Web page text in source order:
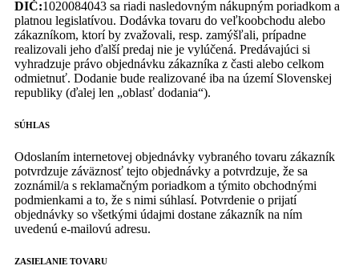
DIČ:1020084043 sa riadi nasledovným nákupným poriadkom a
platnou legislatívou. Dodávka tovaru do veľkoobchodu alebo
zákazníkom, ktorí by zvažovali, resp. zamýšľali, prípadne
realizovali jeho ďalší predaj nie je vylúčená. Predávajúci si
vyhradzuje právo objednávku zákazníka z časti alebo celkom
odmietnuť. Dodanie bude realizované iba na území Slovenskej
republiky (ďalej len „oblasť dodania“).
SÚHLAS
Odoslaním internetovej objednávky vybraného tovaru zákazník
potvrdzuje záväznosť tejto objednávky a potvrdzuje, že sa
zoznámil/a s reklamačným poriadkom a týmito obchodnými
podmienkami a to, že s nimi súhlasí. Potvrdenie o prijatí
objednávky so všetkými údajmi dostane zákazník na ním
uvedenú e-mailovú adresu.
ZASIELANIE TOVARU